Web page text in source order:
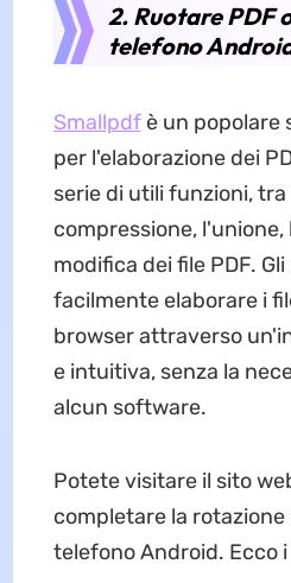
2. Ruotare PDF
telefono
Smallpdfè un popolare
per l'elaborazione dei
serie di utili funzioni, tra
compressione, l'unione,
modifica dei file PDF.
facilmente elaborare i
browser attraverso
e intuitiva, senza la
alcun software.
Potete visitare il sito
completare la rotazione
telefono Android. Ecco